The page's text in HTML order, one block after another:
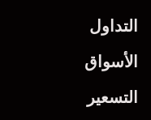
التداول
الأسواق
التسعير